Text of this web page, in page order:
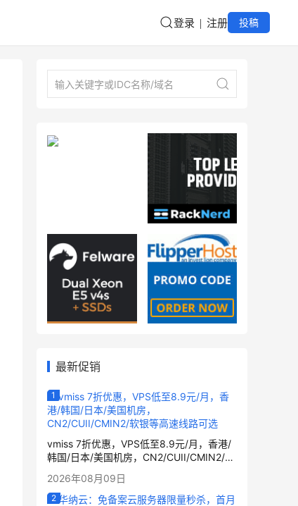
登录 注册 投稿
最新促销
vmiss 7折优惠，VPS低至8.9元/月，香港/
韩国/日本/美国机房，CN2/CUII/CMIN2/软
2026年08月09日